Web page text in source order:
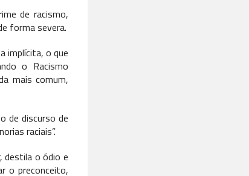
de racismo,
forma severa.
implícita, o que
o Racismo
mais comum,
de discurso de
raciais”.
destila o ódio e
o preconceito,